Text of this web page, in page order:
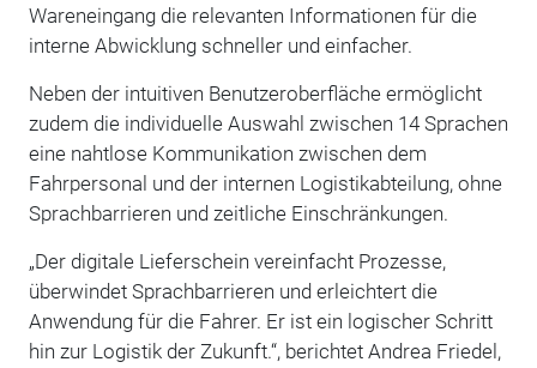
Wareneingang die relevanten Informationen für die
interne Abwicklung schneller und einfacher.
Neben der intuitiven Benutzeroberfläche ermöglicht
zudem die individuelle Auswahl zwischen 14 Sprachen
eine nahtlose Kommunikation zwischen dem
Fahrpersonal und der internen Logistikabteilung, ohne
Sprachbarrieren und zeitliche Einschränkungen.
„Der digitale Lieferschein vereinfacht Prozesse,
überwindet Sprachbarrieren und erleichtert die
Anwendung für die Fahrer. Er ist ein logischer Schritt
hin zur Logistik der Zukunft.“, berichtet Andrea Friedel,